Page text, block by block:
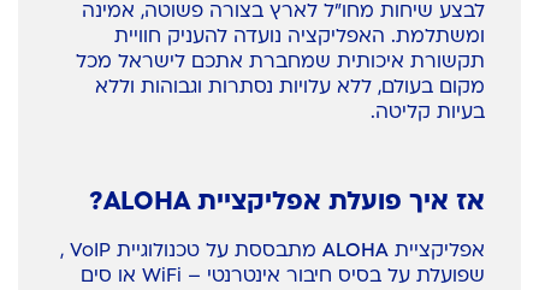
לבצע שיחות מחו"ל לארץ בצורה פשוטה, אמינה
ומשתלמת. האפליקציה נועדה להעניק חוויית
תקשורת איכותית שמחברת אתכם לישראל מכל
מקום בעולם, ללא עלויות נסתרות וגבוהות וללא
בעיות קליטה.
אז איך פועלת אפליקציית ALOHA?
אפליקציית ALOHA
מתבססת על טכנולוגיית VoIP ,
שפועלת על בסיס חיבור אינטרנטי – WiFi או סים